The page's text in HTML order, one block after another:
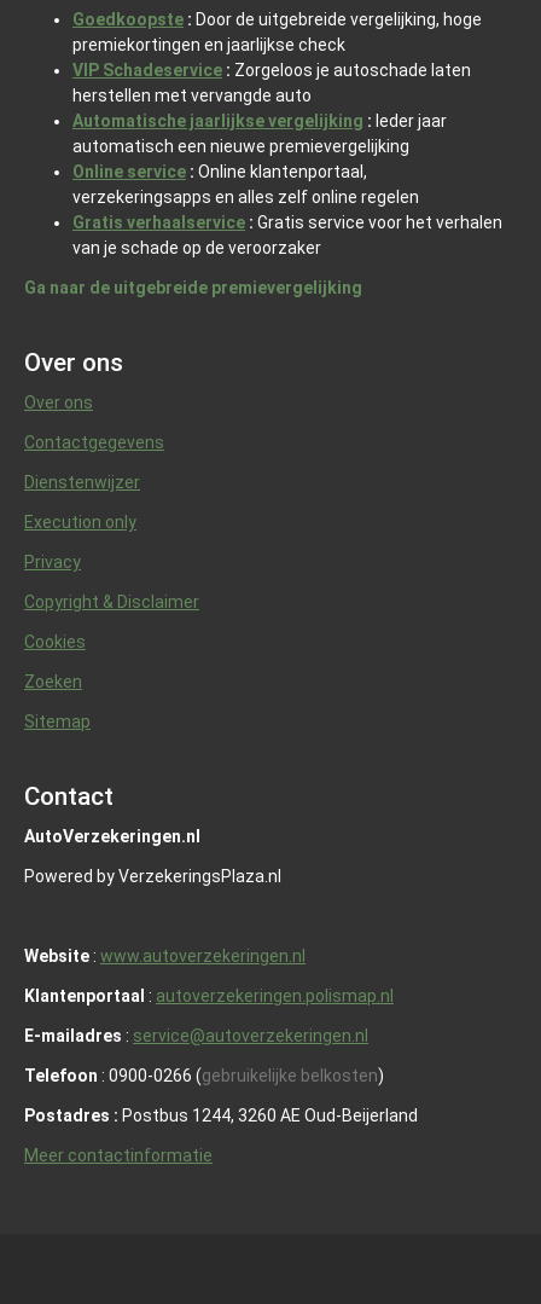
Goedkoopste : Door de uitgebreide vergelijking, hoge
premiekortingen en jaarlijkse check
VIP Schadeservice : Zorgeloos je autoschade laten
herstellen met vervangde auto
Automatische jaarlijkse vergelijking : Ieder jaar
automatisch een nieuwe premievergelijking
Online service : Online klantenportaal,
verzekeringsapps en alles zelf online regelen
Gratis verhaalservice : Gratis service voor het verhalen
van je schade op de veroorzaker
Ga naar de uitgebreide premievergelijking
Over ons
Over ons
Contactgegevens
Dienstenwijzer
Execution only
Privacy
Copyright & Disclaimer
Cookies
Zoeken
Sitemap
Contact
AutoVerzekeringen.nl
Powered by VerzekeringsPlaza.nl
Website : www.autoverzekeringen.nl
Klantenportaal : autoverzekeringen.polismap.nl
E-mailadres : service@autoverzekeringen.nl
Telefoon : 0900-0266 (gebruikelijke belkosten)
Postadres : Postbus 1244, 3260 AE Oud-Beijerland
Meer contactinformatie